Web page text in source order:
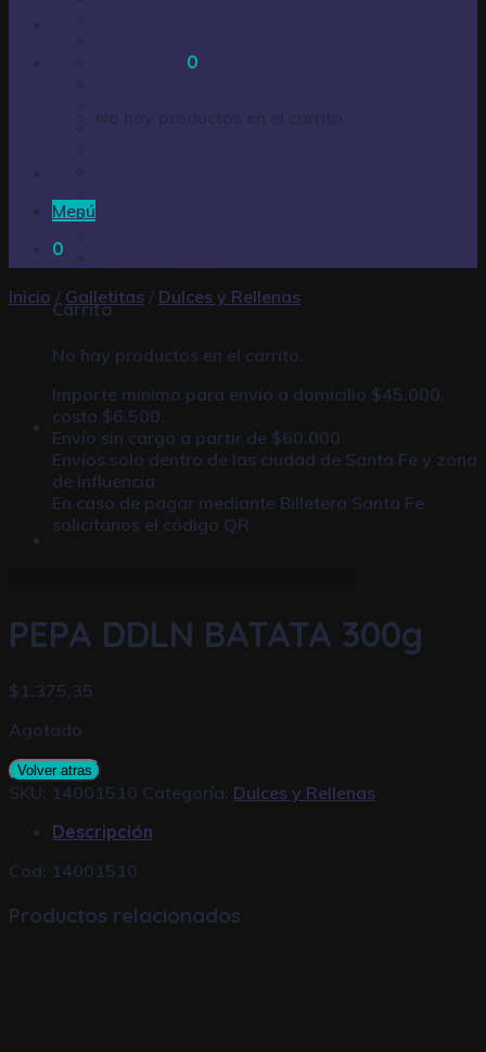
Carrito / 0
No hay productos en el carrito.
Menú
0
Carrito
No hay productos en el carrito.
Importe mínimo para envío a domicilio $45.000,
costo $6.500.
Envío sin cargo a partir de $60.000
Envíos solo dentro de las ciudad de Santa Fe y zona
de influencia
En caso de pagar mediante Billetera Santa Fe
solicitanos el código QR
Limpieza – Hogar
Inicio / Galletitas / Dulces y Rellenas
PEPA DDLN BATATA 300g
$ 1.375,35
Agotado
Volver atras
SKU: 14001510 Categoría: Dulces y Rellenas
Descripción
Cod: 14001510
Productos relacionados